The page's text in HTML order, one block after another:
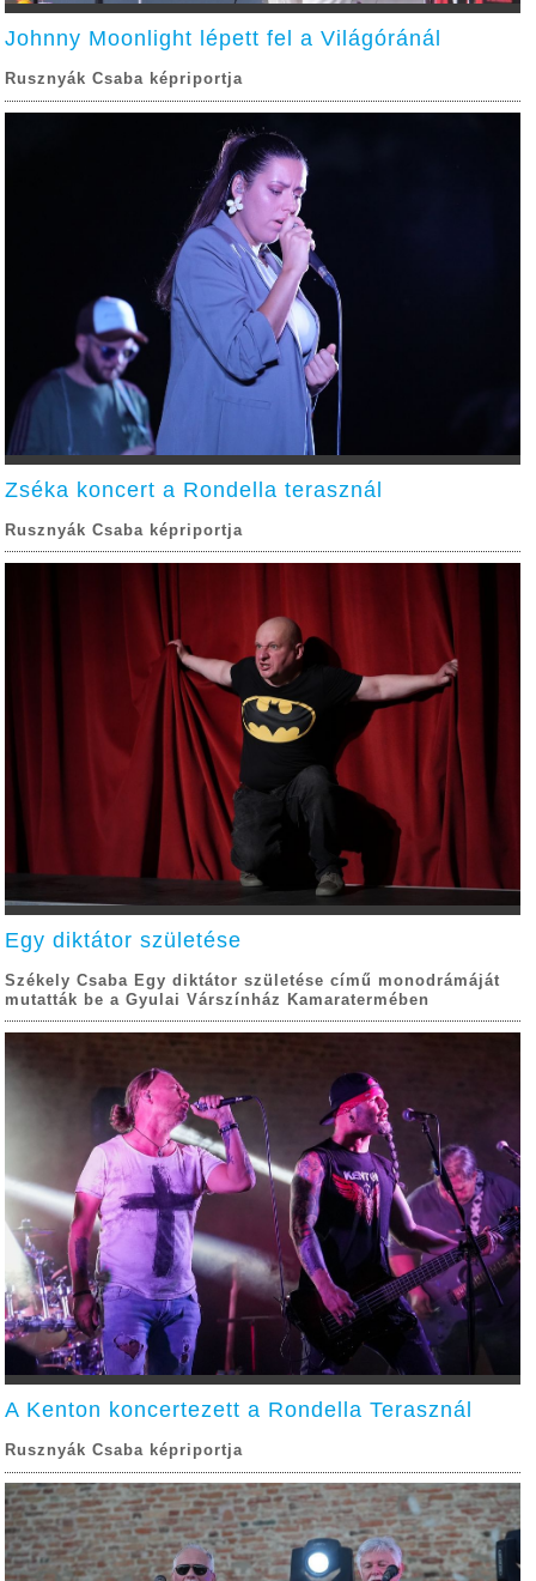
Johnny Moonlight lépett fel a Világóránál
Rusznyák Csaba képriportja
Zséka koncert a Rondella terasznál
Rusznyák Csaba képriportja
Egy diktátor születése
Székely Csaba Egy diktátor születése című monodrámáját
mutatták be a Gyulai Várszínház Kamaratermében
A Kenton koncertezett a Rondella Terasznál
Rusznyák Csaba képriportja